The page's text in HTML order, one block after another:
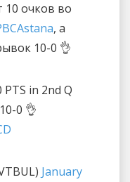
10 очков во
, а
10-0 👌
in 2nd Q
0 👌
January